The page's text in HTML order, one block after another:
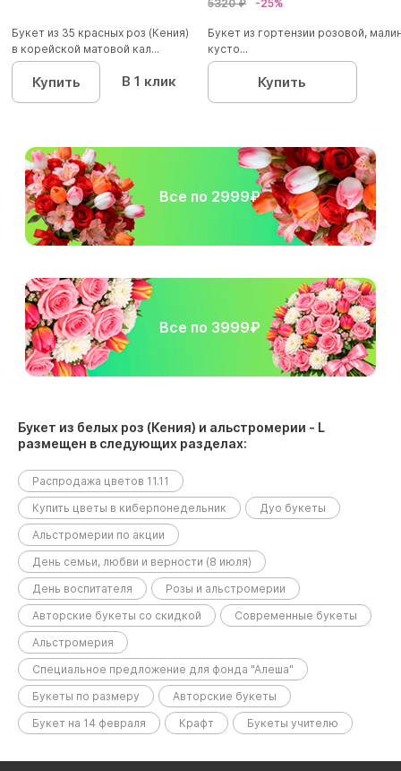
Букет из 35 красных роз (Кения)
в корейской матовой кал...
Купить В 1 клик
5320 ₽ -25%
Букет из гортензии розовой,
кусто...
Купить
Все по 2999₽
Все по 3999₽
Букет из белых роз (Кения) и альстромерии - L
размещен в следующих разделах:
Распродажа цветов 11.11
Купить цветы в киберпонедельник
Дуо букеты
Альстромерии по акции
День семьи, любви и верности (8 июля)
День воспитателя
Розы и альстромерии
Авторские букеты со скидкой
Современные букеты
Альстромерия
Специальное предложение для фонда "Алеша"
Букеты по размеру
Авторские букеты
Букет на 14 февраля
Крафт Букеты учителю